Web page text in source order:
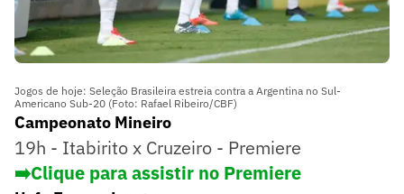
Jogos de hoje: Seleção Brasileira estreia contra a Argentina no Sul-
Americano Sub-20 (Foto: Rafael Ribeiro/CBF)
Campeonato Mineiro
19h - Itabirito x Cruzeiro - Premiere
➡️Clique para assistir no Premiere